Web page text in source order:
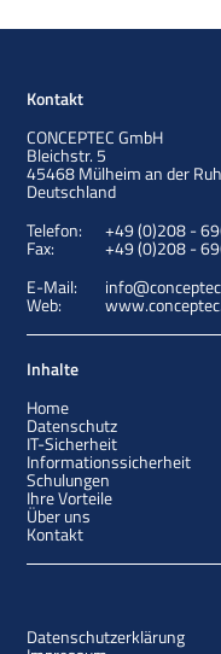
Kontakt
CONCEPTEC GmbH
Bleichstr. 5
45468Mülheim an der
Deutschland
Telefon:
+49 (0)208 -
Fax:
+49 (0)208 -
E-Mail:
Web:
Inhalte
Home
Datenschutz
IT-Sicherheit
Informationssicherheit
Schulungen
Ihre Vorteile
Über uns
Kontakt
Datenschutzerklärung